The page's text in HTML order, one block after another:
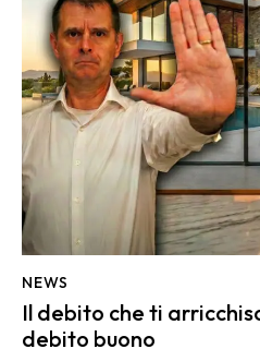
NEWS
Il debito che ti
debito buono